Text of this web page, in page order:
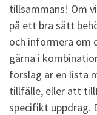
tillsammans! Om
på ett bra sätt
och informera om
gärna i
förslag är en lista
tillfälle, eller att
specifikt uppdrag.